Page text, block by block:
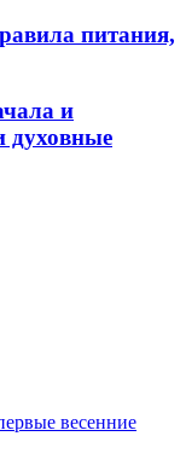
питания,
и
духовные
весенние